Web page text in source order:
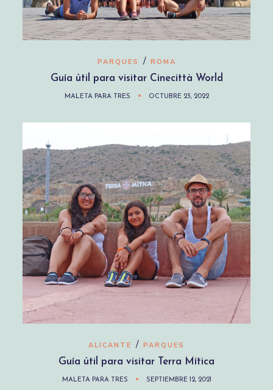
PARQUES / ROMA
Guía útil para visitar Cinecittà World
MALETA PARA TRES OCTUBRE 23, 2022
ALICANTE / PARQUES
Guía útil para visitar Terra Mítica
MALETA PARA TRES SEPTIEMBRE 12, 2021